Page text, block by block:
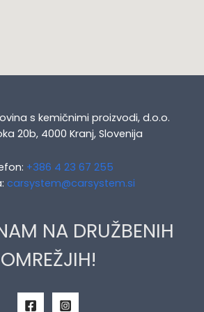
s kemičnimi proizvodi, d.o.o.
20b, 4000 Kranj, Slovenija
+386 4 23 67 255
carsystem@carsystem.si
NA DRUŽBENIH
OMREŽJIH!